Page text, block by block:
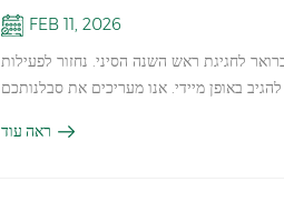
FEB 11, 2026
האביב 2026 ג'יידבר יהיה סגור החל מ- 12 בפברואר עד 23 בפברואר לחגיגת ראש השנה הסיני. נחזור לפעילות
לא נוכל להגיב באופן מיידי. אנו מעריכים את סבלנותכם
ראה עוד